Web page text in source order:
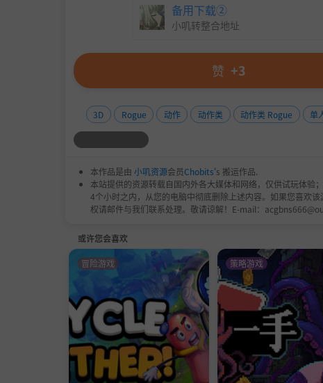
从致命的毒灵尼雷夫到潜伏于阴影中的刺客夜藓
备用下载②
小叽转整合地址
赞 +3
3D Rogue 动作 动作类 动作类 Rogue 单
本作品是由 小叽资源会员Chobits's 搬运作品.
本站提供的资源转载自国内外各大媒体和网络，仅供试玩体验
4个小时之内，从您的电脑中彻底删除上述内容。如果您喜欢
权请邮件与我们联系处理。敬请谅解！E-mail：
或许您会喜欢
冒险游戏 策略游戏